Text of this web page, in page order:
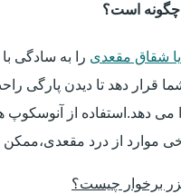
چگونه است؟
شقاق مقعدی را به سادگی
دهد تا دیدن پارگی
دهد.استفاده از
موارد از درد
برخوار چیست؟